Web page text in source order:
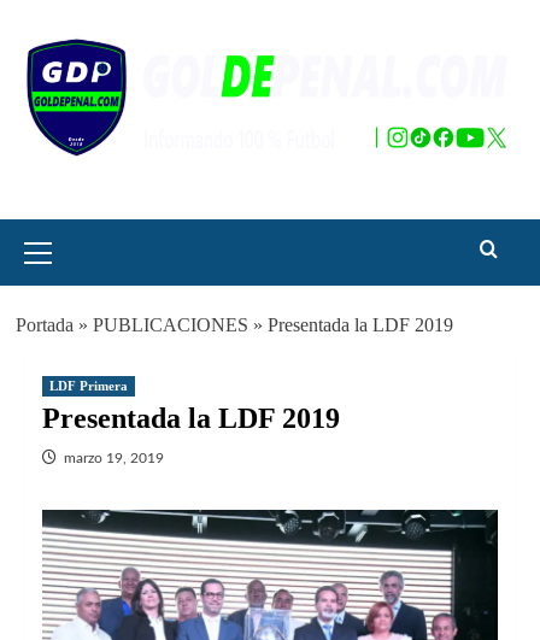
contenido
principal
Portada » PUBLICACIONES » Presentada la LDF 2019
LDF Primera
Presentada la LDF 2019
marzo 19, 2019